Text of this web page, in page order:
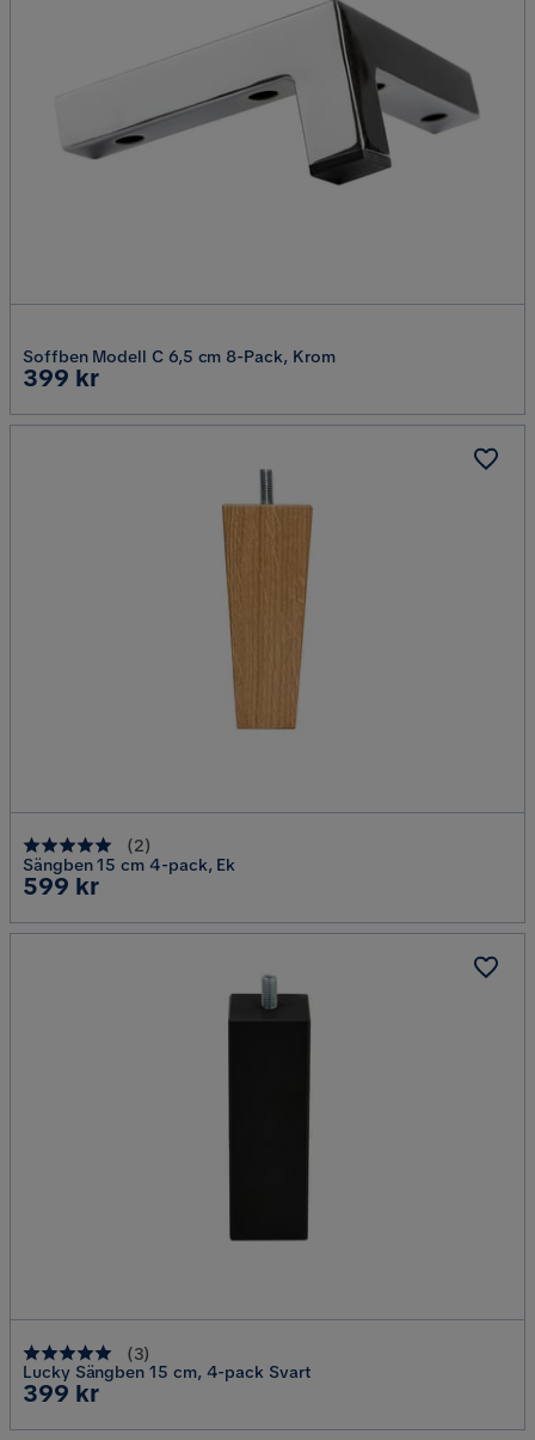
Soffben Modell C 6,5 cm 8-Pack, Krom
Pris
399 kr
(2)
Sängben 15 cm 4-pack, Ek
Pris
599 kr
(3)
Lucky Sängben 15 cm, 4-pack Svart
Pris
399 kr